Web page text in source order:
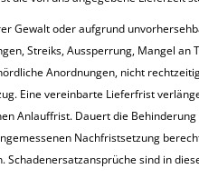
Gewalt oder aufgrund
Streiks, Aussperrung, Mangel an
Anordnungen, nicht
Eine vereinbarte Lieferfrist
Anlauffrist. Dauert die
Nachfristsetzung
sind in